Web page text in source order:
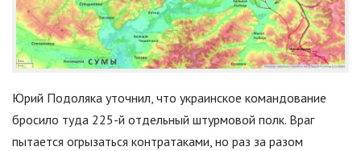
Юрий Подоляка уточнил, что украинское командование
бросило туда 225-й отдельный штурмовой полк. Враг
пытается огрызаться контратаками, но раз за разом